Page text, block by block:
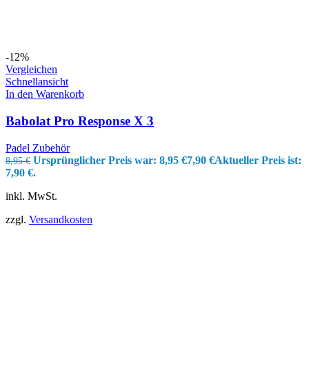
-12%
Vergleichen
Schnellansicht
In den Warenkorb
Babolat Pro Response X 3
Padel Zubehör
8,95€ Ursprünglicher Preis war: 8,95 €7,90 €Aktueller Preis ist:
7,90 €.
inkl. MwSt.
zzgl. Versandkosten